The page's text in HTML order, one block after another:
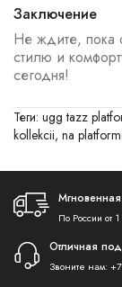
Заключение
Не ждите, пока
стилю и
сегодня!
Теги: ugg tazz
kollekcii, na
По России от
Отличная
Звоните нам: